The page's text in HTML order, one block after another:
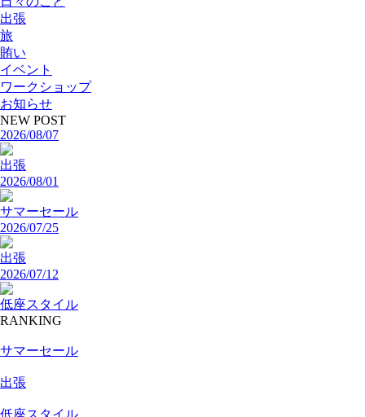
出張
旅
賄い
イベント
ワークショップ
お知らせ
NEW POST
2026/08/07
出張
2026/08/01
サマーセール
2026/07/25
出張
2026/07/12
低座スタイル
RANKING
サマーセール
出張
低座スタイル